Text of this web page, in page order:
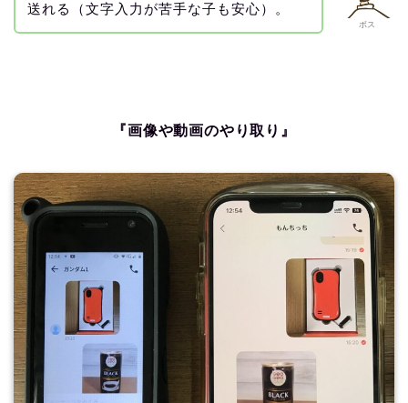
ボス
送れる（文字入力が苦手な子も安心）。
『画像や動画のやり取り』